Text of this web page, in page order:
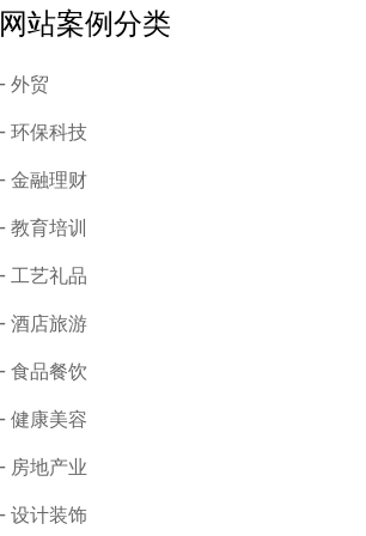
网站案例分类
外贸
环保科技
金融理财
教育培训
工艺礼品
酒店旅游
食品餐饮
健康美容
房地产业
设计装饰